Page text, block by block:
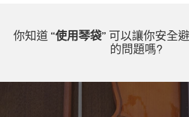
你知道 “使用琴袋” 可以讓你安全
的問題嗎?